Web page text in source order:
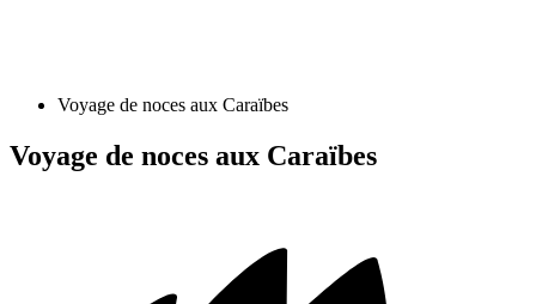
Voyage de noces aux Caraïbes
Voyage de noces aux Caraïbes